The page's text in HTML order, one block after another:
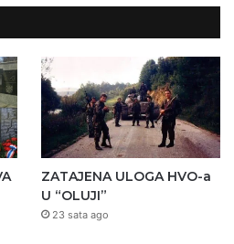
ZATAJENA ULOGA HVO-a
U “OLUJI”
23 sata ago